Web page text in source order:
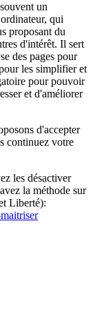
un
qui
proposant du
d'intérêt. Il sert
des pages pour
les simplifier et
pour pouvoir
et d'améliorer
d'accepter
continuez votre
les désactiver
la méthode sur
Liberté):